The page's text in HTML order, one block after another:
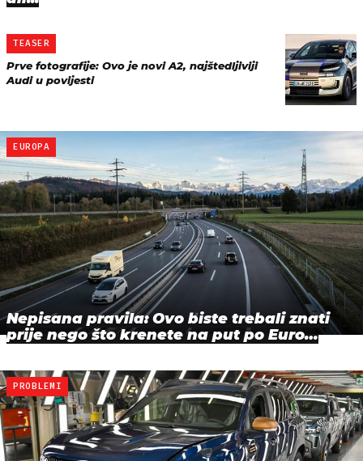
TEASER
Prve fotografije: Ovo je novi A2, najštedljiviji
Audi u povijesti
EUROPA
Nepisana pravila: Ovo biste trebali znati
prije nego što krenete na put po Euro…
PROBLEMI